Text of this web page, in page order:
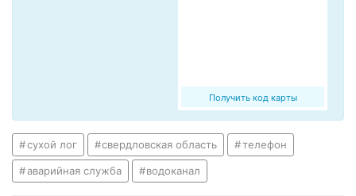
Получить код карты
сухой лог свердловская область телефон
аварийная служба водоканал